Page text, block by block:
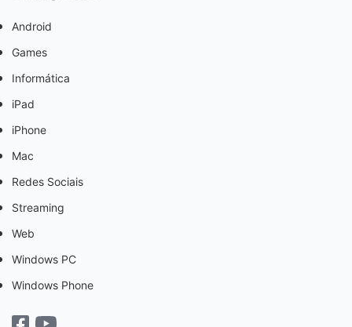
Android
Games
Informática
iPad
iPhone
Mac
Redes Sociais
Streaming
Web
Windows PC
Windows Phone